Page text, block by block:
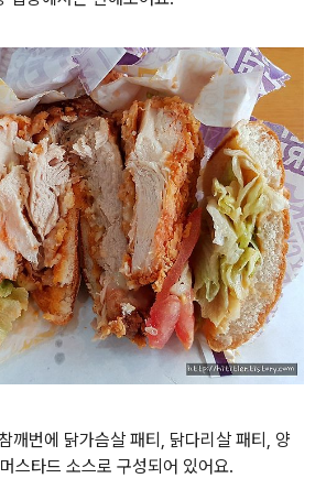
깨번에 닭가슴살 패티, 닭다리살 패티, 양
스타드 소스로 구성되어 있어요.